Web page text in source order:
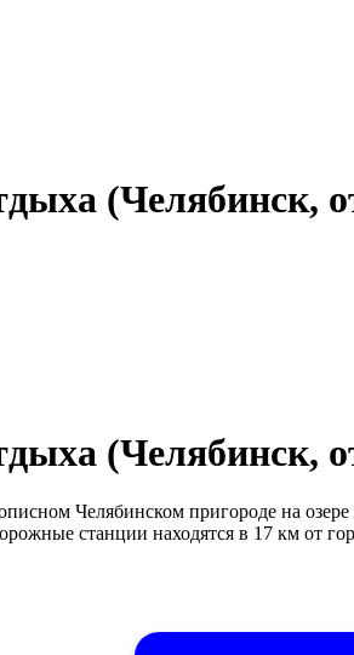
(Челябинск,
(Челябинск,
Челябинском пригороде на
станции находятся в 17 км от